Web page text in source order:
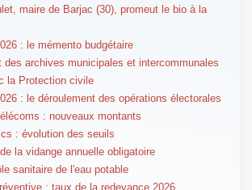
maire de Barjac (30), promeut le bio à la
: le mémento budgétaire
des archives municipales et intercommunales
la Protection civile
: le déroulement des opérations électorales
: nouveaux montants
: évolution des seuils
la vidange annuelle obligatoire
sanitaire de l'eau potable
: taux de la redevance 2026